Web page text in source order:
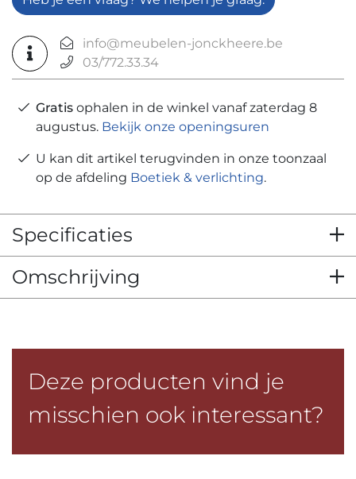
info@meubelen-jonckheere.be
03/772.33.34
Gratis ophalen in de winkel vanaf zaterdag 8
augustus. Bekijk onze openingsuren
U kan dit artikel terugvinden in onze toonzaal
op de afdeling Boetiek & verlichting.
Specificaties
Omschrijving
Deze producten vind je
misschien ook interessant?